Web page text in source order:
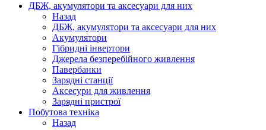
ДБЖ, акумулятори та аксесуари для них
Назад
ДБЖ, акумулятори та аксесуари для них
Акумулятори
Гібридні інвертори
Джерела безперебійного живлення
Павербанки
Зарядні станції
Аксесури для живлення
Зарядні пристрої
Побутова техніка
Назад